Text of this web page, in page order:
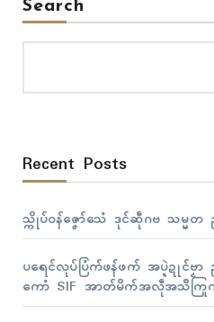
Search
Recent Posts
သ္ကိုပ်ဝန်ဇၞော်သေံ ဒုၚ်ဆဵုဂဗ သမ္မ
ပရေၚ်လုပ်ပြံက်ဖန်ဖက် အပ္ဍဲဍုၚ်ဗၟ
ကောံ SIF အာတ်မိက်အလဵုအသဳက